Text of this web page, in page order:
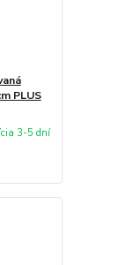
PLUS
3-5 dní